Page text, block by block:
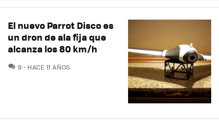
El nuevo Parrot Disco es
un dron de ala fija que
alcanza los 80 km/h
9 COMENTARIOS
HACE 11 AÑOS